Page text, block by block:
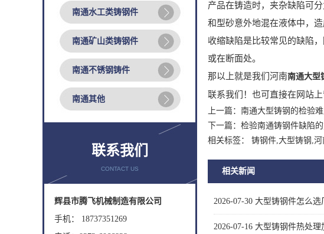
南通水工类铸钢件
南通矿山类铸钢件
南通不锈钢铸件
南通其他
联系我们
CONTACT US
辉县市腾飞机械制造有限公司
手机： 18737351269
产品在铸造时，夹杂缺陷可
和型砂意外地混在液体中，
收缩缺陷是比较常见的缺陷
或在断面处。
那以上就是我们河南南通大型
联系我们！也可直接在网站
上一篇： 南通大型铸钢的检验
下一篇： 检验南通铸钢件缺陷的
相关标签： 铸钢件,大型铸钢,
相关新闻
2026-07-30 大型铸钢件怎么选
2026-07-16 大型铸钢件热处理